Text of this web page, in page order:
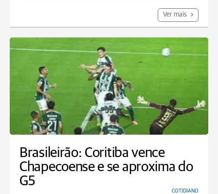
Ver mais
Brasileirão: Coritiba vence
Chapecoense e se aproxima do
G5
COTIDIANO